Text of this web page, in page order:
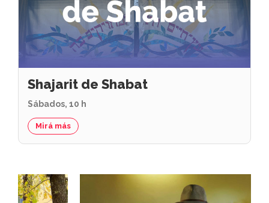
Shajarit de Shabat
Sábados, 10 h
Mirá más